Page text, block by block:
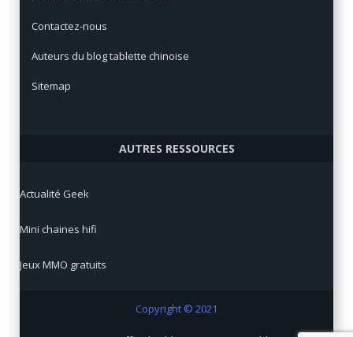
Contactez-nous
Auteurs du blog tablette chinoise
Sitemap
AUTRES RESSOURCES
Actualité Geek
Mini chaines hifi
Jeux MMO gratuits
Copyright © 2021